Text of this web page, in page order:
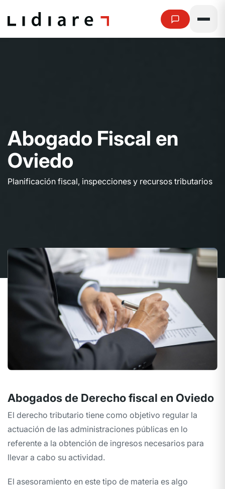
Abogado Fiscal en
Oviedo
Planificación fiscal, inspecciones y recursos tributarios
Abogados de Derecho fiscal en Oviedo
El derecho tributario tiene como objetivo regular la
actuación de las administraciones públicas en lo
referente a la obtención de ingresos necesarios para
llevar a cabo su actividad.
El asesoramiento en este tipo de materia es algo